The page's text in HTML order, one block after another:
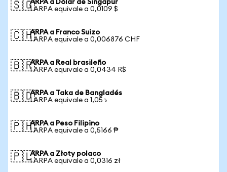
🇸🇬ARPA a Dólar de Singapur
1 ARPA equivale a 0,0109 $
🇨🇭ARPA a Franco Suizo
1 ARPA equivale a 0,006876 CHF
🇧🇷ARPA a Real brasileño
1 ARPA equivale a 0,0434 R$
🇧🇩ARPA a Taka de Bangladés
1 ARPA equivale a 1,05 ৳
🇵🇭ARPA a Peso Filipino
1 ARPA equivale a 0,5166 ₱
🇵🇱ARPA a Złoty polaco
1 ARPA equivale a 0,0316 zł